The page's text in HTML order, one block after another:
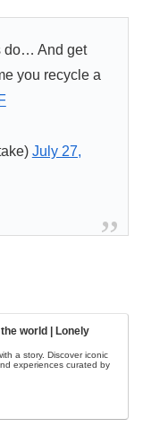
do… And get
you recycle a
July 27,
world | Lonely
a story. Discover iconic
experiences curated by